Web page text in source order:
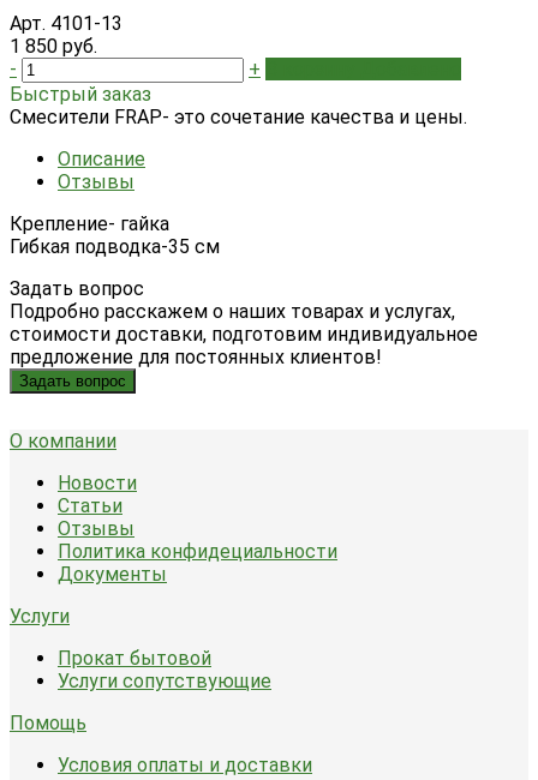
Арт. 4101-13
1 850 руб.
-
+
Быстрый заказ
Смесители FRAP- это сочетание качества и цены.
Описание
Отзывы
Крепление- гайка
Гибкая подводка-35 см
Задать вопрос
Подробно расскажем о наших товарах и услугах,
стоимости доставки, подготовим индивидуальное
предложение для постоянных клиентов!
Задать вопрос
О компании
Новости
Статьи
Отзывы
Политика конфидециальности
Документы
Услуги
Прокат бытовой
Услуги сопутствующие
Помощь
Условия оплаты и доставки